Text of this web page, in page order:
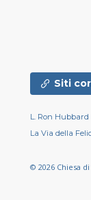
Siti
L. Ron Hubbard
La Via della
© 2026 Chiesa